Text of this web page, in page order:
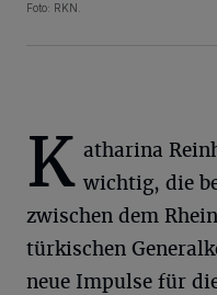
Foto: RKN.
K atharina
wichtig, die
zwischen dem
türkischen
neue Impulse für